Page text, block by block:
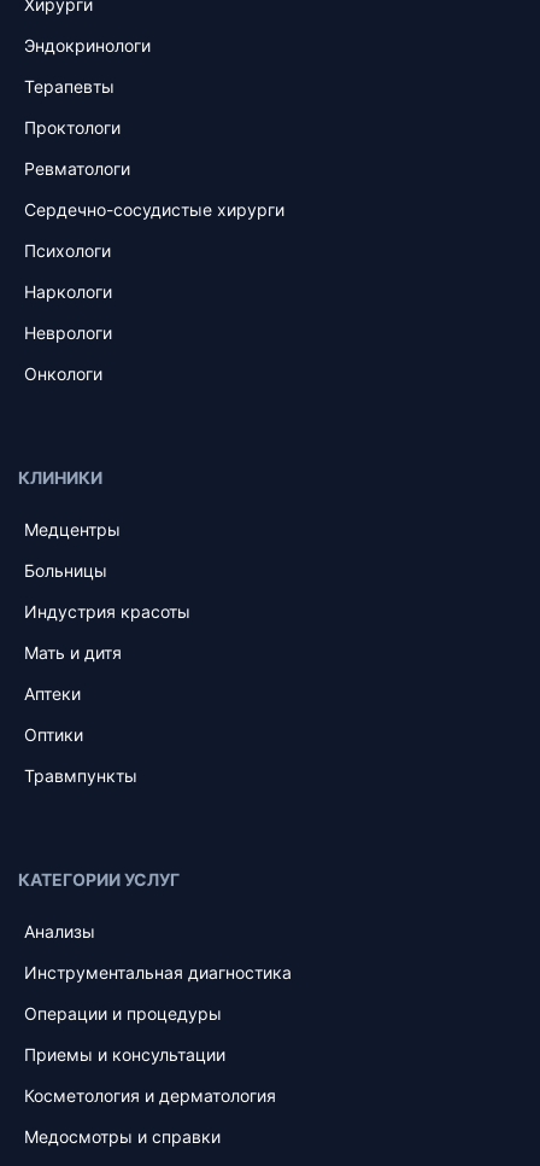
Хирурги
Эндокринологи
Терапевты
Проктологи
Ревматологи
Сердечно-сосудистые хирурги
Психологи
Наркологи
Неврологи
Онкологи
КЛИНИКИ
Медцентры
Больницы
Индустрия красоты
Мать и дитя
Аптеки
Оптики
Травмпункты
КАТЕГОРИИ УСЛУГ
Анализы
Инструментальная диагностика
Операции и процедуры
Приемы и консультации
Косметология и дерматология
Медосмотры и справки